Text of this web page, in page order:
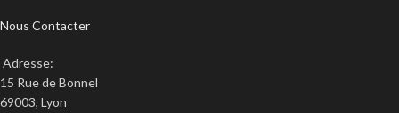
Nous Contacter
Adresse:
15 Rue de Bonnel
69003, Lyon